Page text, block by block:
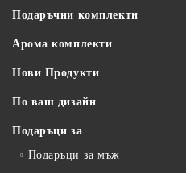
Подаръчни комплекти
Арома комплекти
Нови Продукти
По ваш дизайн
Подаръци за
Подаръци за мъж